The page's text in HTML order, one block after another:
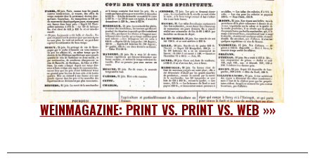
WEINMAGAZINE: PRINT VS. PRINT VS. WEB »»